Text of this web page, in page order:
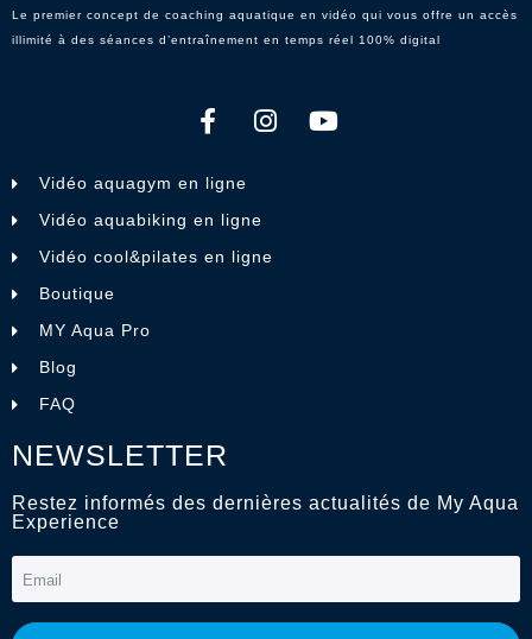
Le premier concept de coaching aquatique en vidéo qui vous offre un accès
illimité à des séances d’entraînement en temps réel 100% digital
Vidéo aquagym en ligne
Vidéo aquabiking en ligne
Vidéo cool&pilates en ligne
Boutique
MY Aqua Pro
Blog
FAQ
NEWSLETTER
Restez informés des dernières actualités de My Aqua
Experience